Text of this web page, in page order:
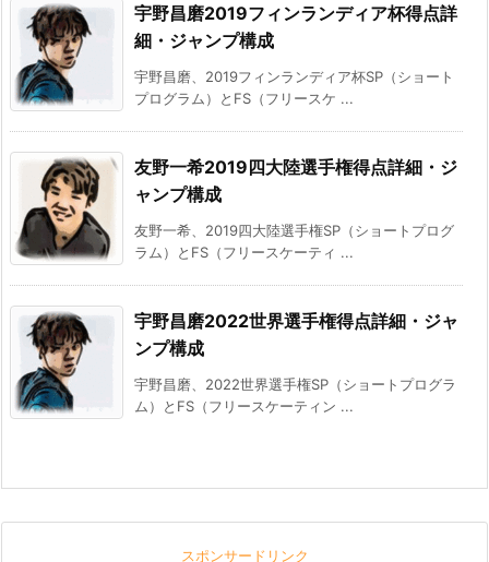
宇野昌磨2019フィンランディア杯得点詳
細・ジャンプ構成
宇野昌磨、2019フィンランディア杯SP（ショート
プログラム）とFS（フリースケ ...
友野一希2019四大陸選手権得点詳細・ジ
ャンプ構成
友野一希、2019四大陸選手権SP（ショートプログ
ラム）とFS（フリースケーティ ...
宇野昌磨2022世界選手権得点詳細・ジャ
ンプ構成
宇野昌磨、2022世界選手権SP（ショートプログラ
ム）とFS（フリースケーティン ...
スポンサードリンク